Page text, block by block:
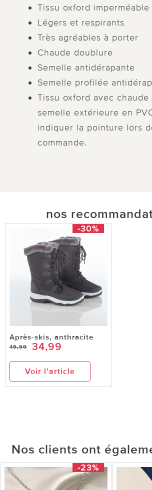
Tissu oxford imperméable
Légers et respirants
Très agréables à porter
Chaude doublure
Semelle antidérapante
Semelle profilée
Tissu oxford avec chaude
semelle extérieure en
indiquer la pointure lors
commande.
nos
-30%
Après-skis, anthracite
49,99 34,99
Voir l’article
Nos clients ont
-23%